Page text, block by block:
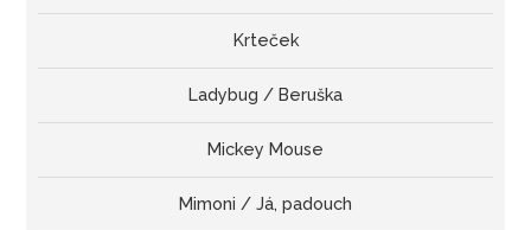
Krteček
Ladybug / Beruška
Mickey Mouse
Mimoni / Já, padouch